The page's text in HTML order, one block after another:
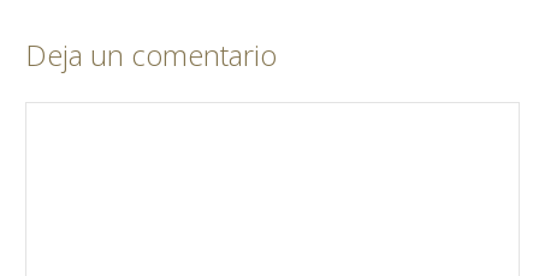
Deja un comentario